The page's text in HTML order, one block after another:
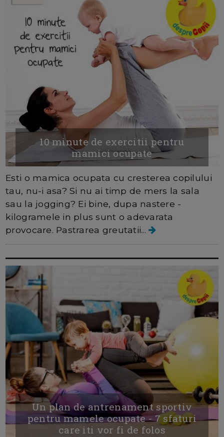
10 minute de exercitii pentru
mamici ocupate
Esti o mamica ocupata cu cresterea copilului
tau, nu-i asa? Si nu ai timp de mers la sala
sau la jogging? Ei bine, dupa nastere -
kilogramele in plus sunt o adevarata
provocare. Pastrarea greutatii...
Un plan de antrenament sportiv
pentru mamele ocupate - 7 sfaturi
care iti vor fi de folos